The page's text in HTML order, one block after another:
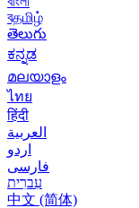
বதமிழ்
తెలుగు
ಕನ್ನಡ
മലയാളം
ไทย
हिंदी
العربية
اردو
فارسی
עִברִית
中文 (简体)